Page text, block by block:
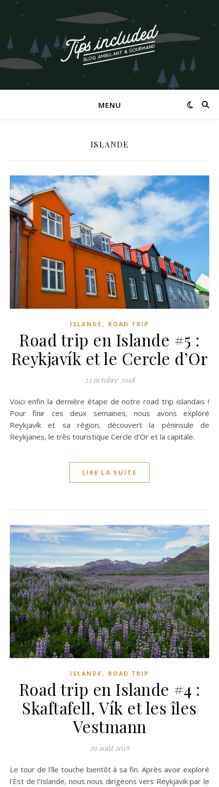
MENU
ISLANDE
ISLANDE , ROAD TRIP
Road trip en Islande #5 :
Reykjavík et le Cercle d’Or
22 octobre 2018
Voici enfin la dernière étape de notre road trip islandais !
Pour finir ces deux semaines, nous avons exploré
Reykjavík et sa région, découvert la péninsule de
Reykjanes, le très touristique Cercle d'Or et la capitale.
LIRE LA SUITE
ISLANDE , ROAD TRIP
Road trip en Islande #4 :
Skaftafell, Vík et les îles
Vestmann
29 août 2018
Le tour de l'île touche bientôt à sa fin. Après avoir exploré
l'Est de l'Islande, nous nous dirigeons vers Reykjavik par le